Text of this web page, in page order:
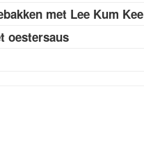
met Lee Kum
oestersaus